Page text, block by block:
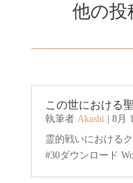
他の投
この世における
執筆者 Akashi| 8月
霊的戦いにおける
#30ダウンロード